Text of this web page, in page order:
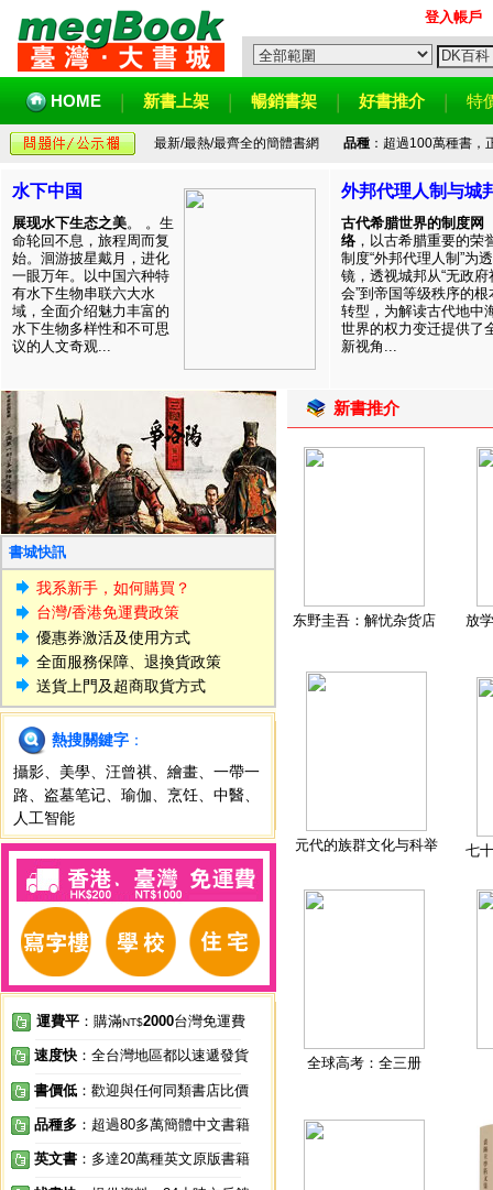
登入帳戶
HOME 新書上架 暢銷書架 好書推介 特
最新/最熱/最齊全的簡體書網 品種：超過100萬種書，
水下中国
展现水下生态之美。 。生
命轮回不息，旅程周而复
始。洄游披星戴月，进化
一眼万年。以中国六种特
有水下生物串联六大水
域，全面介绍魅力丰富的
水下生物多样性和不可思
议的人文奇观...
外邦代理人制与城
古代希腊世界的制度网
络 ，以古希腊重要的荣
制度“外邦代理人制”为透
镜，透视城邦从“无政府
会”到帝国等级秩序的根
转型，为解读古代地中
世界的权力变迁提供了
新视角...
書城快訊
我系新手，如何購買？
台灣/香港免運費政策
優惠券激活及使用方式
全面服務保障、退換貨政策
送貨上門及超商取貨方式
熱搜關鍵字 ：
攝影
美學 汪曾祺 繪畫
一帶一
路
盗墓笔记 瑜伽 烹饪 中醫
人工智能
運費平 ：購滿NT$2000台灣免運費
速度快 ：全台灣地區都以速遞發貨
書價低 ：歡迎與任何同類書店比價
品種多 ：超過80多萬簡體中文書籍
英文書 ：多達20萬種英文原版書籍
新書推介
东野圭吾：解忧杂货店 放
元代的族群文化与科举 七
全球高考：全三册